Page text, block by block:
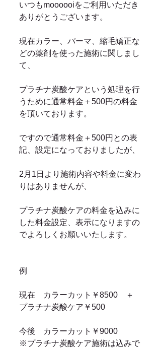
いつもmoooooiをご利用いただき
ありがとうございます。
現在カラー、パーマ、縮毛矯正な
どの薬剤を使った施術に関しまし
て、
プラチナ炭酸ケアという処理を行
うために通常料金＋500円の料金
を頂いております。
ですので通常料金＋500円との表
記、設定になっておりましたが、
2月1日より施術内容や料金に変わ
りはありませんが、
プラチナ炭酸ケアの料金を込みに
した料金設定、表示になりますの
でよろしくお願いいたします。
例
現在　カラーカット￥8500　＋
プラチナ炭酸ケア￥500
今後　カラーカット￥9000
※プラチナ炭酸ケア施術は込みで